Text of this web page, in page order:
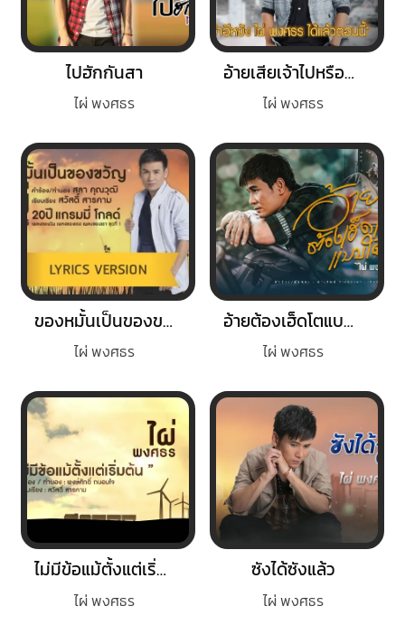
ไปฮักกันสา
ไผ่ พงศธร
อ้ายเสียเจ้าไปหรือยัง
ไผ่ พงศธร
ของหมั้นเป็นของขวัญ
ไผ่ พงศธร
อ้ายต้องเฮ็ดโตแบบใด๋
ไผ่ พงศธร
ไม่มีข้อแม้ตั้งแต่เริ่มต้น
ไผ่ พงศธร
ซังได้ซังแล้ว
ไผ่ พงศธร